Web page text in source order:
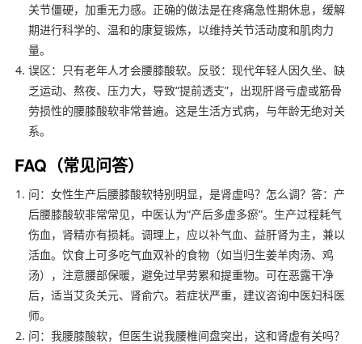
关节僵硬，加重无力感。正确的做法是在疼痛急性期休息，缓解
期进行科学的、温和的康复锻炼，以维持关节活动度和肌肉力
量。
误区：只有老年人才会腰膝酸软。反驳：现代年轻人因久坐、缺
乏运动、熬夜、压力大，导致“提前透支”，出现肝肾亏虚或筋骨
劳损性的腰膝酸软非常普遍。这是生活方式病，与年龄无绝对关
系。
FAQ（常见问答）
问：女性生产后腰膝酸软特别明显，是肾虚吗？怎么调？答：产
后腰膝酸软非常常见，中医认为“产后多虚多瘀”。生产过程耗气
伤血，肾精亦有损耗。调理上，应以补气血、益肝肾为主，兼以
活血。饮食上可多吃气血双补的食物（如当归生姜羊肉汤、鸡
汤），注意腰部保暖，避免过早劳累和提重物。可在恶露干净
后，适当艾灸关元、肾俞穴。若症状严重，建议咨询中医妇科医
师。
问：我腰膝酸软，但医生说我腰椎间盘突出，这和肾虚有关吗？